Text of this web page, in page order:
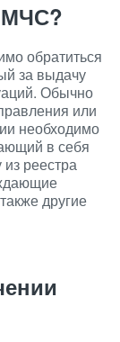
МЧС?
обратиться
за выдачу
Обычно
или
необходимо
в себя
реестра
другие